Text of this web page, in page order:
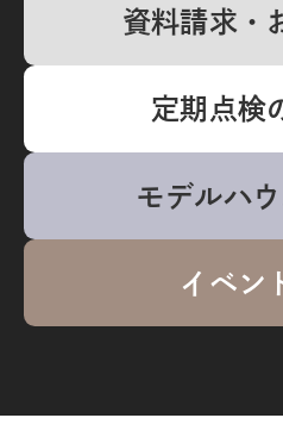
資料請求・
定期点検
モデルハ
イベン